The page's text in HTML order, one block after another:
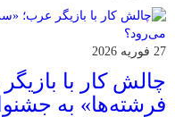
27 فوریه 2026
چالش کار با
فرشته‌ها» به